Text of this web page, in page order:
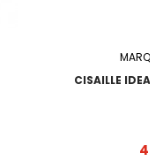
CISAILLE